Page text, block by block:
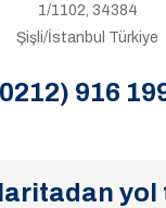
1/1102, 34384
Şişli/İstanbul Türkiye
916
yol